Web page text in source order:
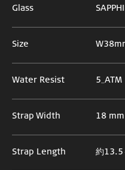
Glass
Size
Water Resist 5_ATM
Strap Width 18 mm
Strap Length 約13.5